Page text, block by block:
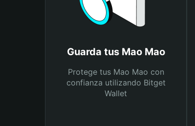
Guarda tus Mao Mao
Protege tus Mao Mao con
confianza utilizando Bitget
Wallet